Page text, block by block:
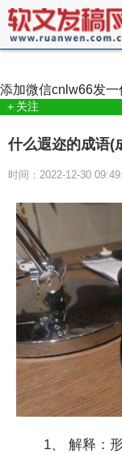
添加微信cnlw66发一
＋关注
什么遐迩的成语(
时间：2022-12-30
1、 解释：